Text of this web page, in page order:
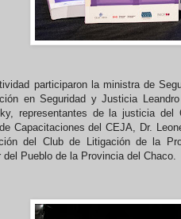
participaron la ministra de
en Seguridad y Justicia
representantes de la justicia
Capacitaciones del CEJA, Dr.
del Club de Litigación de la
del Pueblo de la Provincia del Chaco.